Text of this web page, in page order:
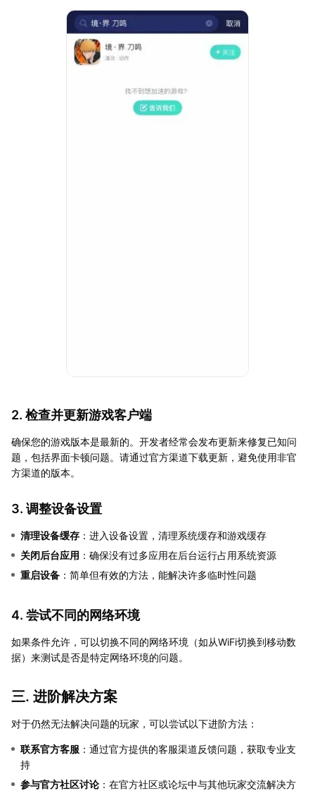
2. 检查并更新游戏客户端
确保您的游戏版本是最新的。开发者经常会发布更新来修复已知问
题，包括界面卡顿问题。请通过官方渠道下载更新，避免使用非官
方渠道的版本。
3. 调整设备设置
清理设备缓存 ：进入设备设置，清理系统缓存和游戏缓存
关闭后台应用 ：确保没有过多应用在后台运行占用系统资源
重启设备 ：简单但有效的方法，能解决许多临时性问题
4. 尝试不同的网络环境
如果条件允许，可以切换不同的网络环境（如从WiFi切换到移动数
据）来测试是否是特定网络环境的问题。
三. 进阶解决方案
对于仍然无法解决问题的玩家，可以尝试以下进阶方法：
联系官方客服 ：通过官方提供的客服渠道反馈问题，获取专业支
持
参与官方社区讨论 ：在官方社区或论坛中与其他玩家交流解决方